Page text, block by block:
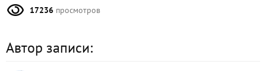
17236 просмотров
Автор записи: